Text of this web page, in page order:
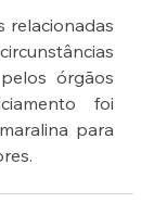
relacionadas
órgãos
foi
para